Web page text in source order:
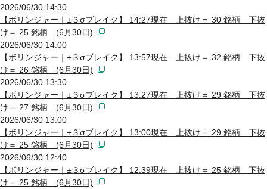
2026/06/30 14:30
【ボリンジャー｜±３σブレイク】 14:27現在 上抜け＝ 30 銘柄 下抜
け＝ 25 銘柄 (6月30日)
2026/06/30 14:00
【ボリンジャー｜±３σブレイク】 13:57現在 上抜け＝ 32 銘柄 下抜
け＝ 26 銘柄 (6月30日)
2026/06/30 13:30
【ボリンジャー｜±３σブレイク】 13:27現在 上抜け＝ 29 銘柄 下抜
け＝ 27 銘柄 (6月30日)
2026/06/30 13:00
【ボリンジャー｜±３σブレイク】 13:00現在 上抜け＝ 29 銘柄 下抜
け＝ 25 銘柄 (6月30日)
2026/06/30 12:40
【ボリンジャー｜±３σブレイク】 12:39現在 上抜け＝ 25 銘柄 下抜
け＝ 25 銘柄 (6月30日)